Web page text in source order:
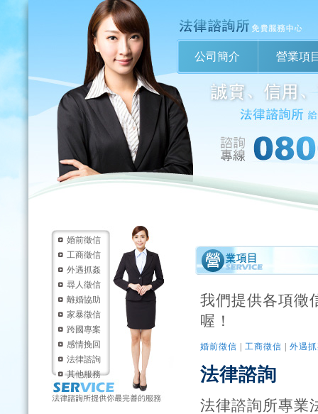
公司簡介 營業項
婚前徵信
工商徵信
外遇抓姦
尋人徵信
離婚協助
家暴徵信
跨國專案
感情挽回
法律諮詢
其他服務
我們提供各項徵
喔！
婚前徵信 工商徵信 外遇
法律諮詢
法律諮詢所專業